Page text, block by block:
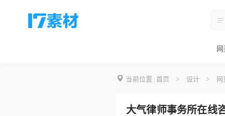
当前位置 :首页 > 设计 > 网
大气律师事务所在线